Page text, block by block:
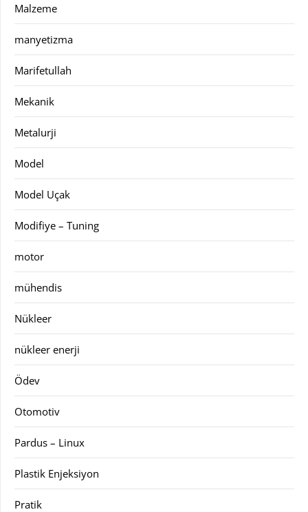
Malzeme
manyetizma
Marifetullah
Mekanik
Metalurji
Model
Model Uçak
Modifiye – Tuning
motor
mühendis
Nükleer
nükleer enerji
Ödev
Otomotiv
Pardus – Linux
Plastik Enjeksiyon
Pratik